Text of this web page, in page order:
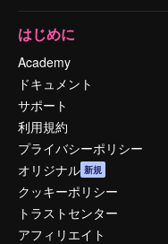
はじめに
Academy
ドキュメント
サポート
利用規約
プライバシーポリシー
オリジナル 新規
クッキーポリシー
トラストセンター
アフィリエイト